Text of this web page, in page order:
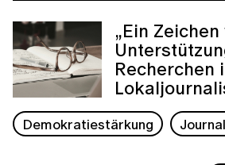
„Ein
Recherchen
Demokratiestärkung